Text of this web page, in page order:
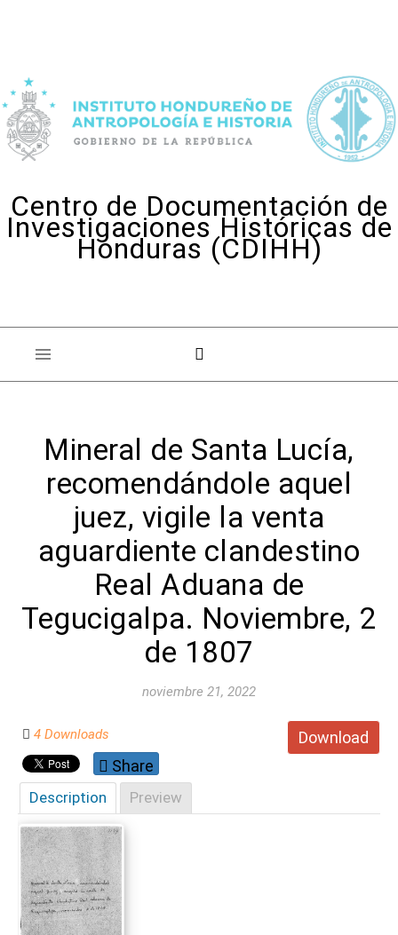
Centro de Documentación de
Investigaciones Históricas de
Honduras (CDIHH)
Mineral de Santa Lucía,
recomendándole aquel
juez, vigile la venta
aguardiente clandestino
Real Aduana de
Tegucigalpa. Noviembre, 2
de 1807
noviembre 21, 2022
Download
4 Downloads
Share
Description Preview